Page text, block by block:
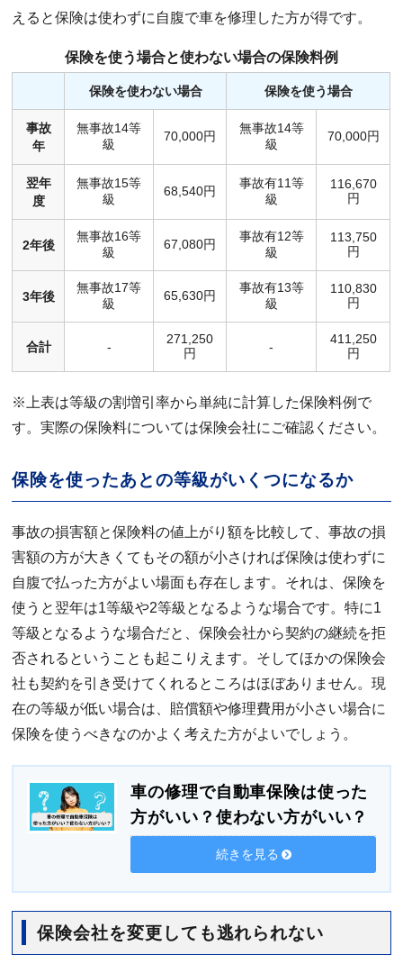
えると保険は使わずに自腹で車を修理した方が得です。
保険を使う場合と使わない場合の保険料例
保険を使わない場合 保険を使う場合
事故
年
無事故14等
級
70,000円
無事故14等
級
70,000円
翌年
度
無事故15等
級
68,540円
事故有11等
級
116,670
円
2年後
無事故16等
級
67,080円
事故有12等
級
113,750
円
3年後
無事故17等
級
65,630円
事故有13等
級
110,830
円
合計 -
271,250
円
-
411,250
円
※上表は等級の割増引率から単純に計算した保険料例で
す。実際の保険料については保険会社にご確認ください。
保険を使ったあとの等級がいくつになるか
事故の損害額と保険料の値上がり額を比較して、事故の損
害額の方が大きくてもその額が小さければ保険は使わずに
自腹で払った方がよい場面も存在します。それは、保険を
使うと翌年は1等級や2等級となるような場合です。特に1
等級となるような場合だと、保険会社から契約の継続を拒
否されるということも起こりえます。そしてほかの保険会
社も契約を引き受けてくれるところはほぼありません。現
在の等級が低い場合は、賠償額や修理費用が小さい場合に
保険を使うべきなのかよく考えた方がよいでしょう。
車の修理で自動車保険は使った
方がいい？使わない方がいい？
続きを見る
保険会社を変更しても逃れられない